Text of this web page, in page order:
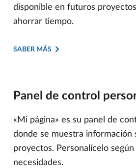
disponible en futuros
ahorrar tiempo.
SABER MÁS
Panel de control
«Mi página» es su panel de
donde se muestra información
proyectos. Personalícelo según
necesidades.